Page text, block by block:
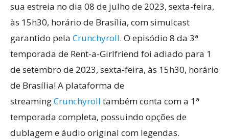
sua estreia no dia 08 de julho de 2023, sexta-feira,
às 15h30, horário de Brasília, com simulcast
garantido pela Crunchyroll. O episódio 8 da 3ª
temporada de Rent-a-Girlfriend foi adiado para 1
de setembro de 2023, sexta-feira, às 15h30, horário
de Brasília! A plataforma de
streamingCrunchyroll também conta com a 1ª
temporada completa, possuindo opções de
dublagem e áudio original com legendas.